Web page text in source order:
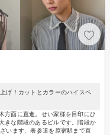
げ！カットとカラーのハイスペ
方面に直進。せい家様を目印にひ
きな階段のあるビルです。階段か
います、表参道を原宿駅まで直